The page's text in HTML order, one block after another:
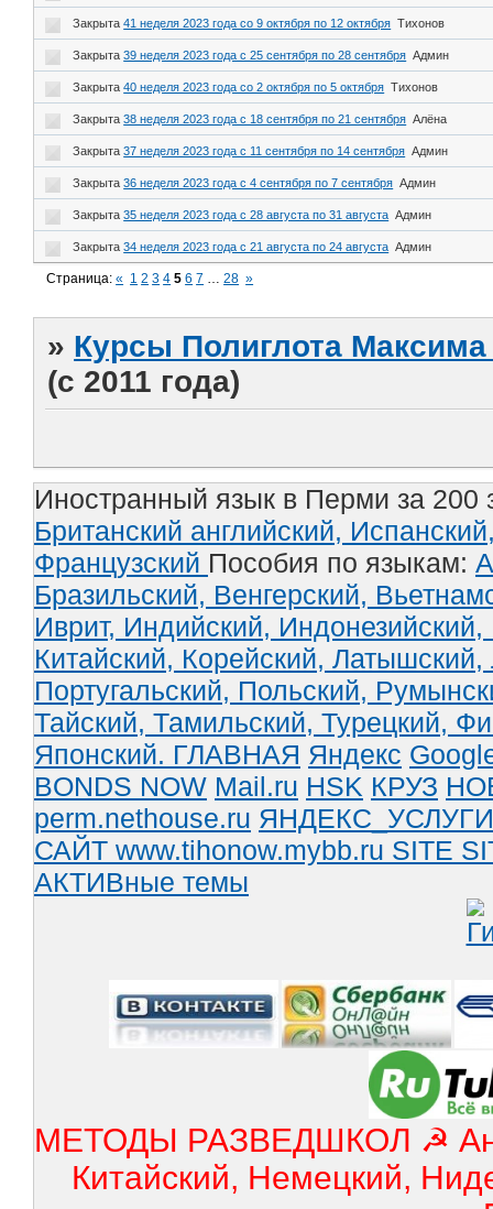
Закрыта41 неделя 2023 года со 9 октября по 12 октября Тихонов
Закрыта39 неделя 2023 года с 25 сентября по 28 сентября Админ
Закрыта40 неделя 2023 года со 2 октября по 5 октября Тихонов
Закрыта38 неделя 2023 года с 18 сентября по 21 сентября Алёна
Закрыта37 неделя 2023 года с 11 сентября по 14 сентября Админ
Закрыта36 неделя 2023 года с 4 сентября по 7 сентября Админ
Закрыта35 неделя 2023 года с 28 августа по 31 августа Админ
Закрыта34 неделя 2023 года с 21 августа по 24 августа Админ
Страница:« 1 2 3 4 5 6 7 … 28 »
» Курсы Полиглота
(с 2011 года)
Иностранный язык в Перми за 200
Британский английский,
Французский Пособия по языкам:
Бразильский, Венгерский,
Иврит, Индийский, Индонезийский,
Китайский, Корейский, Латышский,
Португальский, Польский,
Тайский, Тамильский, Турецкий,
Японский. ГЛАВНАЯ Яндекс
BONDS NOW Mail.ru HSK КРУЗ
perm.nethouse.ru ЯНДЕКС_УСЛУГИ
САЙТ www.tihonow.mybb.ru SITE
АКТИВные темы
МЕТОДЫ РАЗВЕДШКОЛ ☭
Китайский, Немецкий,